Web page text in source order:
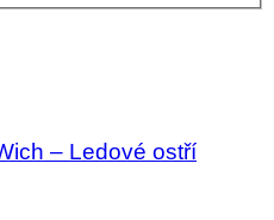
– Ledové ostří